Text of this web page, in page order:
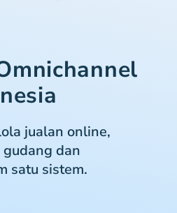
jualan online,
dan
satu sistem.